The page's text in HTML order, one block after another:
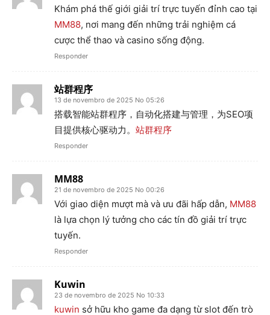
Khám phá thế giới giải trí trực tuyến đỉnh cao tại
MM88, nơi mang đến những trải nghiệm cá
cược thể thao và casino sống động.
Responder
站群程序
13 de novembro de 2025 No 05:26
搭载智能站群程序，自动化搭建与管理，为SEO项
目提供核心驱动力。 站群程序
Responder
MM88
21 de novembro de 2025 No 00:26
Với giao diện mượt mà và ưu đãi hấp dẫn, MM88
là lựa chọn lý tưởng cho các tín đồ giải trí trực
tuyến.
Responder
Kuwin
23 de novembro de 2025 No 10:33
kuwin sở hữu kho game đa dạng từ slot đến trò